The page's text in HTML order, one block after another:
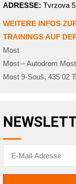
ADRESSE: Tvrzova
WEITERE INFOS
TRAININGS AUF
Most
Most – Autodrom Most
Most 9-Souš, 435 02